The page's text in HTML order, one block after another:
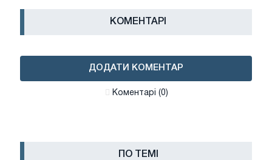
КОМЕНТАРІ
ДОДАТИ КОМЕНТАР
Коментарі (0)
ПО ТЕМІ